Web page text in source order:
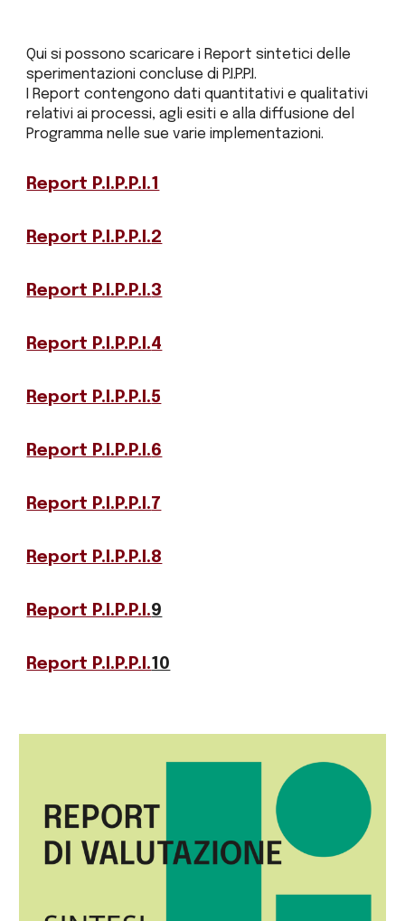
Qui si possono scaricare i Report sintetici delle
sperimentazioni concluse di P.I.P.P.I.
I Report contengono dati quantitativi e qualitativi
relativi ai processi, agli esiti e alla diffusione del
Programma nelle sue varie implementazioni.
Report P.I.P.P.I.1
Report P.I.P.P.I.2
Report P.I.P.P.I.3
Report P.I.P.P.I.4
Report P.I.P.P.I.5
Report P.I.P.P.I.6
Report P.I.P.P.I.7
Report P.I.P.P.I.8
Report P.I.P.P.I.9
Report P.I.P.P.I.10